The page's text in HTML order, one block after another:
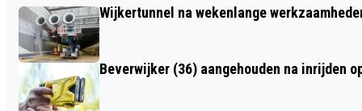
DIERENAMBULANCE KENNEMERLAND
Wijkertunnel na wekenlange
Beverwijker (36) aangehouden na inrijden